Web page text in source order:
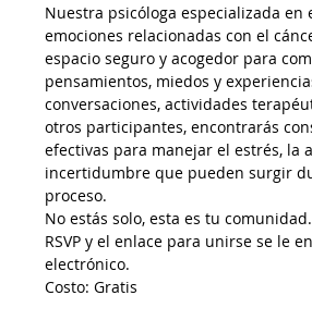
Nuestra psicóloga especializada en
emociones relacionadas con el
espacio seguro y acogedor para
pensamientos, miedos y
conversaciones, actividades
otros participantes, encontrarás
efectivas para manejar el estrés, la
incertidumbre que pueden surgir
proceso.
No estás solo, esta es tu comunidad.
RSVP y el enlace para unirse se le
electrónico.
Costo: Gratis